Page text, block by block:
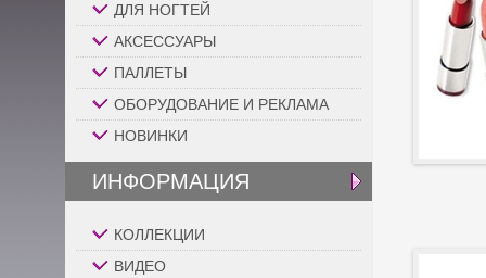
ДЛЯ НОГТЕЙ
АКСЕССУАРЫ
ПАЛЛЕТЫ
ОБОРУДОВАНИЕ И РЕКЛАМА
НОВИНКИ
ИНФОРМАЦИЯ
КОЛЛЕКЦИИ
ВИДЕО